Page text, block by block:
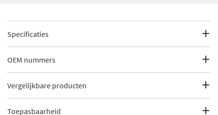
Specificaties
Fabrikantcode
Categorie
De grille geeft uw auto een eigen gezicht
OEM nummers
Citroën
Citroën
4013944
Vergelijkbare producten
Van Wezel 0940596
Toepasbaarheid